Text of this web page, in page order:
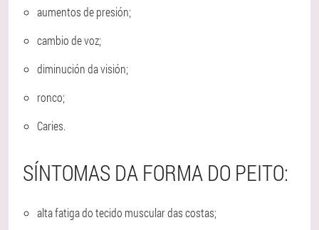
aumentos de presión;
cambio de voz;
diminución da visión;
ronco;
Caries.
SÍNTOMAS DA FORMA DO PEITO:
alta fatiga do tecido muscular das costas;